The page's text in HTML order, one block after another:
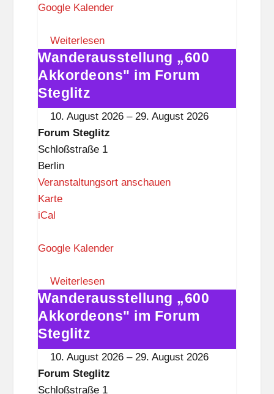
u
S
t
e
g
l
i
t
z
Google Kalender
Weiterlesen
Wanderausstellung
„600
Akkordeons"
im
Forum
Steglitz
Wanderausstellung „600
Akkordeons" im Forum
Steglitz
10. August 2026 –29. August 2026
Forum Steglitz
Schloßstraße 1
Berlin
Veranstaltungsort anschauen
KarteF
u
S
t
e
g
l
i
t
iCal
Google Kalender
Weiterlesen
Wanderausstellung
„600
Akkordeons"
im
Forum
Steglitz
Wanderausstellung „600
Akkordeons" im Forum
Steglitz
10. August 2026 –29. August 2026
Forum Steglitz
Schloßstraße 1